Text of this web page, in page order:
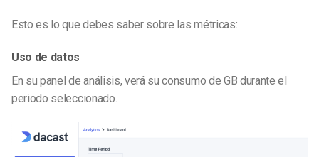
Esto es lo que debes saber sobre las métricas:
Uso de datos
En su panel de análisis, verá su consumo de GB durante el
periodo seleccionado.